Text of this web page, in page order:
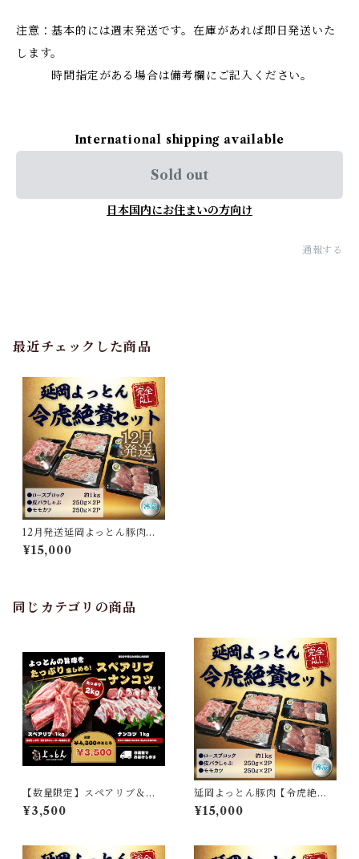
注意：基本的には週末発送です。在庫があれば即日発送いた
します。
時間指定がある場合は備考欄にご記入ください。
International shipping available
Sold out
日本国内にお住まいの方向け
通報する
最近チェックした商品
12月発送延岡よっとん豚肉
【令虎絶賛セット】※冷蔵
¥15,000
同じカテゴリの商品
【数量限定】スペアリブ＆ナ
ンコツセット
¥3,500
延岡よっとん豚肉【令虎絶賛
セット】※冷蔵
¥15,000